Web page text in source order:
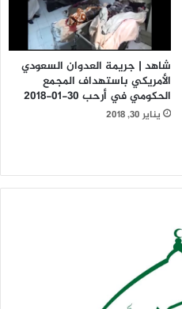
شاهد | جريمة العدوان السعودي
الأمريكي باستهداف المجمع
الحكومي في أرحب 30-01-2018
يناير 30, 2018